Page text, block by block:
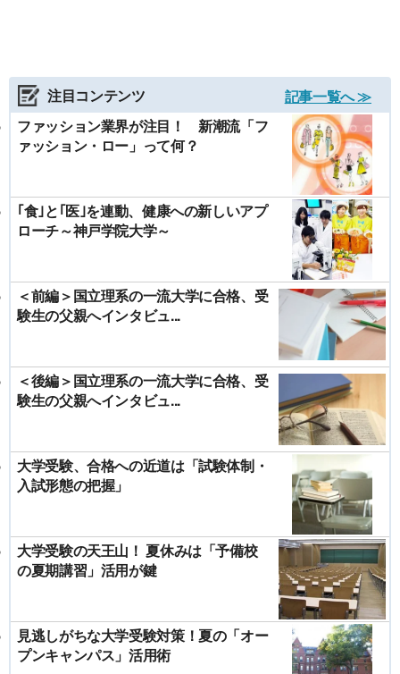
注目コンテンツ
記事一覧へ ≫
ファッション業界が注目！ 新潮流「フ
ァッション・ロー」って何？
｢食｣と｢医｣を連動、健康への新しいアプ
ローチ～神戸学院大学～
＜前編＞国立理系の一流大学に合格、受
験生の父親へインタビュ...
＜後編＞国立理系の一流大学に合格、受
験生の父親へインタビュ...
大学受験、合格への近道は「試験体制・
入試形態の把握」
大学受験の天王山！ 夏休みは「予備校
の夏期講習」活用が鍵
見逃しがちな大学受験対策！夏の「オー
プンキャンパス」活用術